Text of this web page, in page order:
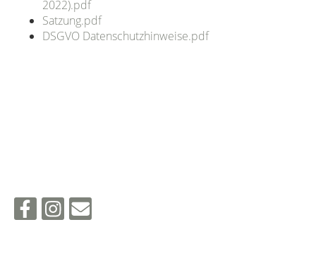
2022).pdf
Satzung.pdf
DSGVO Datenschutzhinweise.pdf